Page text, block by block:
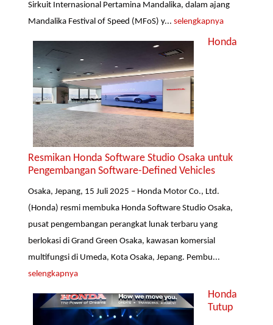
Sirkuit Internasional Pertamina Mandalika, dalam ajang
Mandalika Festival of Speed (MFoS) y...selengkapnya
Honda
Resmikan Honda Software Studio Osaka untuk
Pengembangan Software-Defined Vehicles
Osaka, Jepang, 15 Juli 2025 – Honda Motor Co., Ltd.
(Honda) resmi membuka Honda Software Studio Osaka,
pusat pengembangan perangkat lunak terbaru yang
berlokasi di Grand Green Osaka, kawasan komersial
multifungsi di Umeda, Kota Osaka, Jepang. Pembu...
selengkapnya
Honda
Tutup